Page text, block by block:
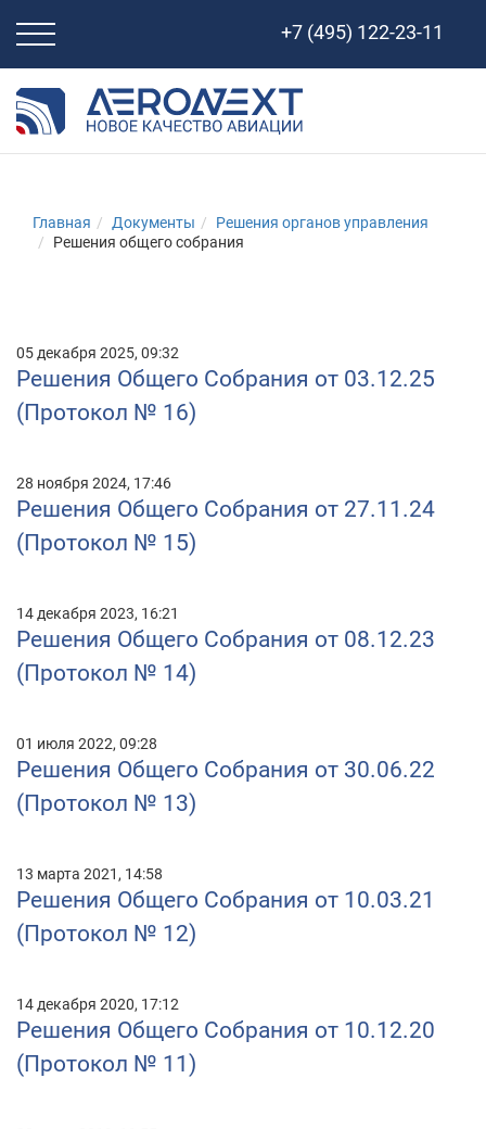
Свернуть
навигацию
+7 (495) 122-23-11
Главная Документы
Решения органов управления
Решения общего собрания
05 декабря 2025, 09:32
Решения Общего Собрания от 03.12.25
(Протокол № 16)
28 ноября 2024, 17:46
Решения Общего Собрания от 27.11.24
(Протокол № 15)
14 декабря 2023, 16:21
Решения Общего Собрания от 08.12.23
(Протокол № 14)
01 июля 2022, 09:28
Решения Общего Собрания от 30.06.22
(Протокол № 13)
13 марта 2021, 14:58
Решения Общего Собрания от 10.03.21
(Протокол № 12)
14 декабря 2020, 17:12
Решения Общего Собрания от 10.12.20
(Протокол № 11)